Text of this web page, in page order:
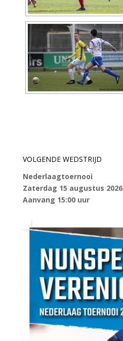
VOLGENDE WEDSTRIJD
Nederlaagtoernooi
Zaterdag 15 augustus 2026
Aanvang 15:00 uur